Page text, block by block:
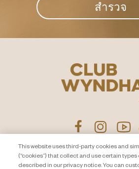
สำรวจ
ประกาศนโยบายความเป็นส่วน
ติดต่อเ
This website uses third-party cookies and
(“cookies”) that collect and use certain
described in our privacy notice. You can